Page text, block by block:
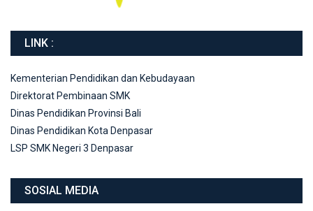
LINK :
Kementerian Pendidikan dan Kebudayaan
Direktorat Pembinaan SMK
Dinas Pendidikan Provinsi Bali
Dinas Pendidikan Kota Denpasar
LSP SMK Negeri 3 Denpasar
SOSIAL MEDIA